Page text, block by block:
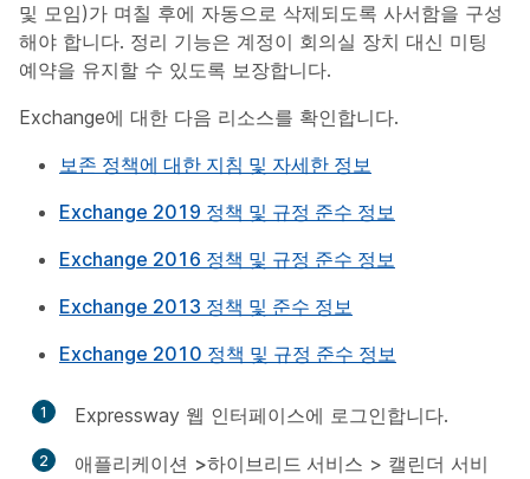
및 모임)가 며칠 후에 자동으로 삭제되도록 사서함을 구성
해야 합니다. 정리 기능은 계정이 회의실 장치 대신 미팅
예약을 유지할 수 있도록 보장합니다.
Exchange에 대한 다음 리소스를 확인합니다.
보존 정책에 대한 지침 및 자세한 정보
Exchange 2019 정책 및 규정 준수 정보
Exchange 2016 정책 및 규정 준수 정보
Exchange 2013 정책 및 준수 정보
Exchange 2010 정책 및 규정 준수 정보
1 Expressway 웹 인터페이스에 로그인합니다.
2 애플리케이션 >하이브리드 서비스 > 캘린더 서비